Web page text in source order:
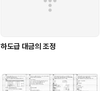
하도급 대금의 조정